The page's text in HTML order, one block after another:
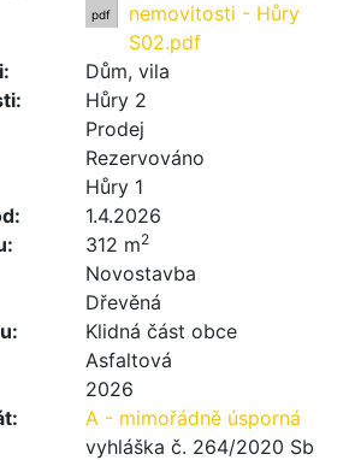
pdf
nemovitosti - Hůry
S02.pdf
Dům, vila
Hůry 2
Prodej
Rezervováno
Hůry 1
1.4.2026
312 m2
Novostavba
Dřevěná
Klidná část obce
Asfaltová
2026
A - mimořádně úsporná
vyhláška č. 264/2020 Sb